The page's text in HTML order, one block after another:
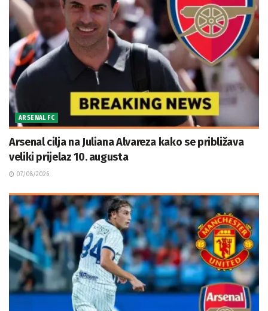
ARSENAL FC
Arsenal cilja na Juliana Alvareza kako se približava
veliki prijelaz 10. augusta
07/08/2026